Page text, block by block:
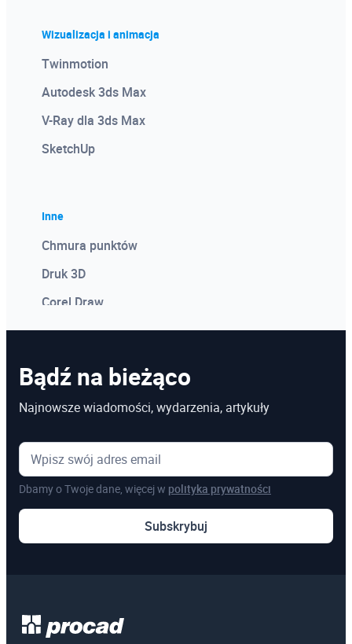
Wizualizacja i animacja
Twinmotion
Autodesk 3ds Max
V-Ray dla 3ds Max
SketchUp
Inne
Chmura punktów
Druk 3D
Corel Draw
Photoshop
Microsoft Project
Kosztorysowanie w programie Norma
Microsoft Excel
Pozostałe
Szkolenia online
Egzaminy certyfikacyjne
Bądź na bieżąco
Najnowsze wiadomości, wydarzenia, artykuły
Dbamy o Twoje dane, więcej w polityka prywatności
Subskrybuj